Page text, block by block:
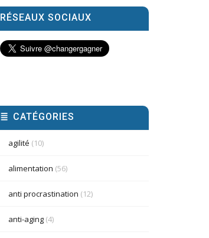
RÉSEAUX SOCIAUX
CATÉGORIES
agilité (10)
alimentation (56)
anti procrastination (12)
anti-aging(4)